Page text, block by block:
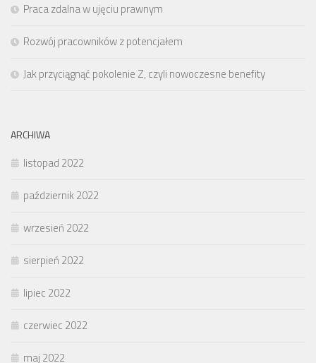
Praca zdalna w ujęciu prawnym
Rozwój pracowników z potencjałem
Jak przyciągnąć pokolenie Z, czyli nowoczesne benefity
ARCHIWA
listopad 2022
październik 2022
wrzesień 2022
sierpień 2022
lipiec 2022
czerwiec 2022
maj 2022